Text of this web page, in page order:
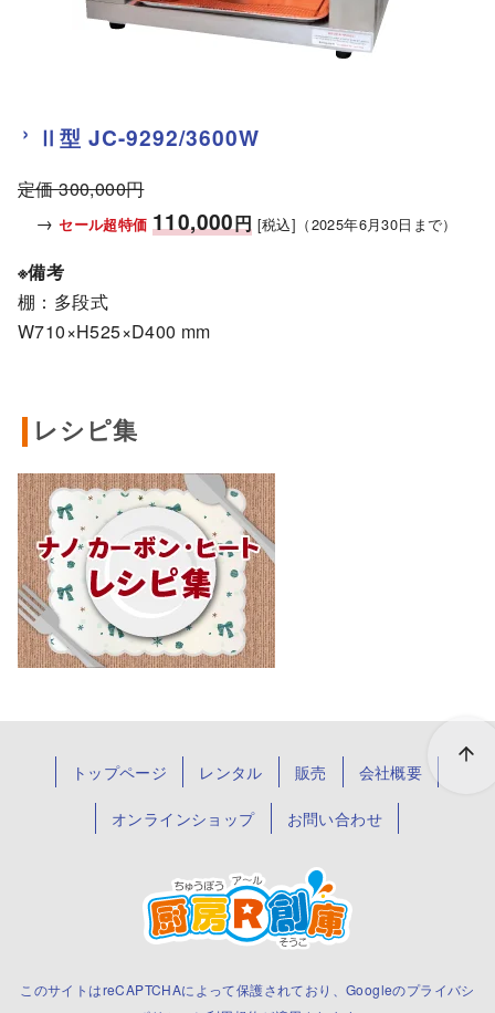
Ⅱ型 JC-9292/3600W
定価 300,000円
→セール超特価 110,000円 [税込]（2025年6月30日まで）
※備考
棚：多段式
W710×H525×D400 mm
レシピ集
トップページ レンタル 販売 会社概要
オンラインショップ お問い合わせ
このサイトはreCAPTCHAによって保護されており、Googleのプライバシ